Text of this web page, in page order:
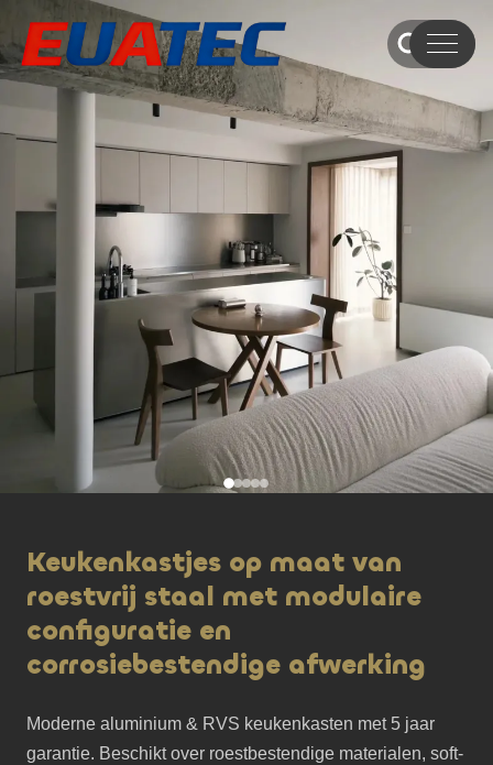
Keukenkastjes op maat van
roestvrij staal met modulaire
configuratie en
corrosiebestendige afwerking
Moderne aluminium & RVS keukenkasten met 5 jaar
garantie. Beschikt over roestbestendige materialen, soft-